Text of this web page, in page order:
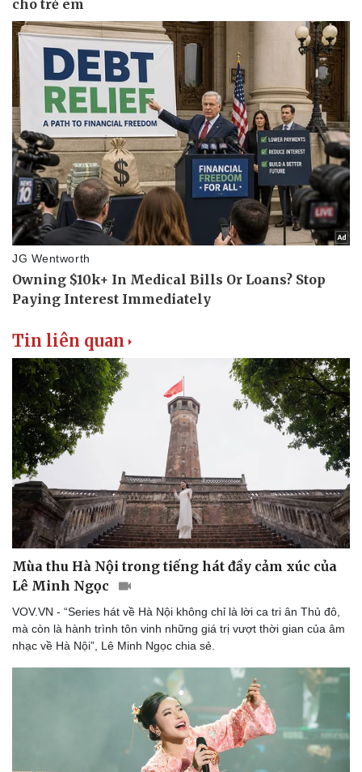
Tin liên quan
Mùa thu Hà Nội trong tiếng hát đầy cảm xúc của
Lê Minh Ngọc
VOV.VN - “Series hát về Hà Nội không chỉ là lời ca tri ân Thủ đô,
mà còn là hành trình tôn vinh những giá trị vượt thời gian của âm
nhạc về Hà Nội”, Lê Minh Ngọc chia sẻ.